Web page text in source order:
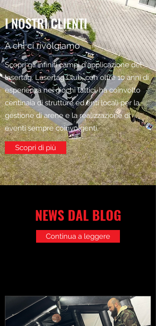
I NOSTRI CLIENTI
A chi ci rivolgiamo
Scopri gli infiniti campi d'applicazione del
lasertag. Lasertag Club, con oltre 10 anni di
esperienza nei giochi tattici, ha coinvolto
centinaia di strutture ed enti locali per la
gestione di arene e la realizzazione di
eventi sempre coinvolgenti.
Scopri di più
NEWS DAL BLOG
Continua a leggere